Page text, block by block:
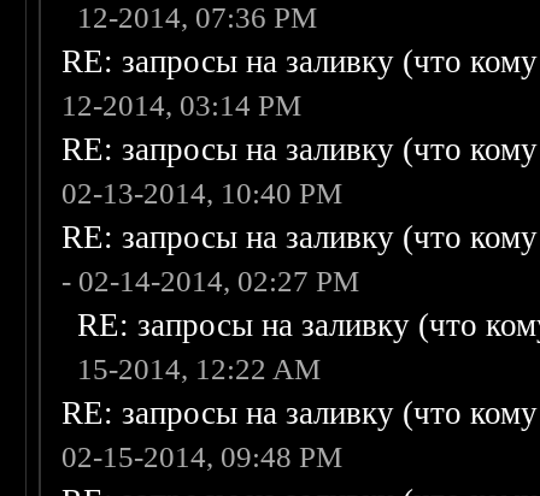
12-2014, 07:36 PM
RE: запросы на заливку (что
12-2014, 03:14 PM
RE: запросы на заливку (что
02-13-2014, 10:40 PM
RE: запросы на заливку (что
- 02-14-2014, 02:27 PM
RE: запросы на заливку (что
15-2014, 12:22 AM
RE: запросы на заливку (что
02-15-2014, 09:48 PM